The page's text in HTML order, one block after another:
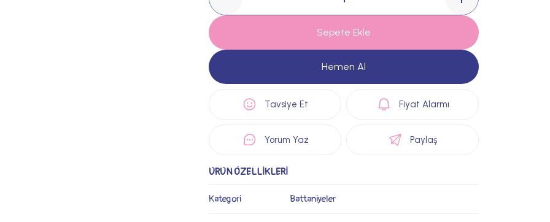
Sepete Ekle
Hemen Al
Tavsiye Et Fiyat Alarmı
Yorum Yaz Paylaş
ÜRÜN ÖZELLİKLERİ
Kategori Battaniyeler